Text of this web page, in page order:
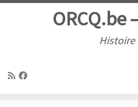
ORCQ.be
Histoire